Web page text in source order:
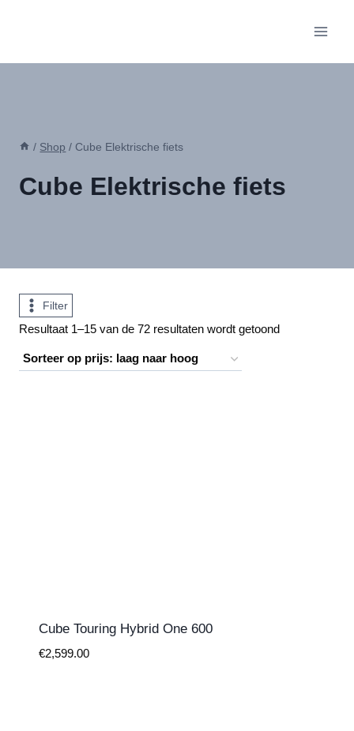
/ Shop / Cube Elektrische fiets
Cube Elektrische fiets
Filter
Resultaat 1–15 van de 72 resultaten wordt getoondGesorteerd
Cube Touring Hybrid One 600
€2,599.00